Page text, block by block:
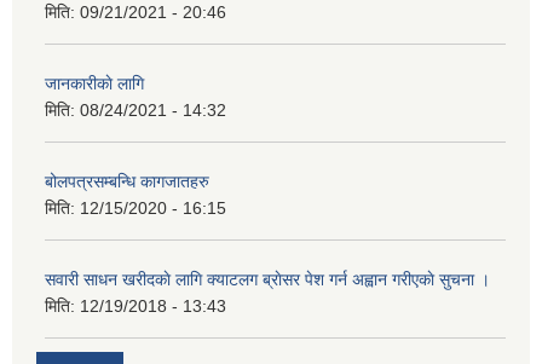
मिति: 09/21/2021 - 20:46
जानकारीकाे लागि
मिति: 08/24/2021 - 14:32
बोलपत्रसम्बन्धि कागजातहरु
मिति: 12/15/2020 - 16:15
सवारी साधन खरीदकाे लागि क्याटलग ब्राेसर पेश गर्न अह्वान गरीएकाे सुचना ।
मिति: 12/19/2018 - 13:43